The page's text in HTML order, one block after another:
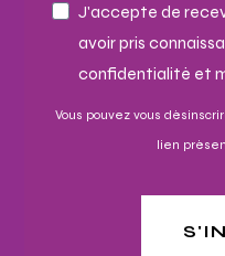
J'accepte de
avoir pris
confidentialité et
Vous pouvez vous
lien